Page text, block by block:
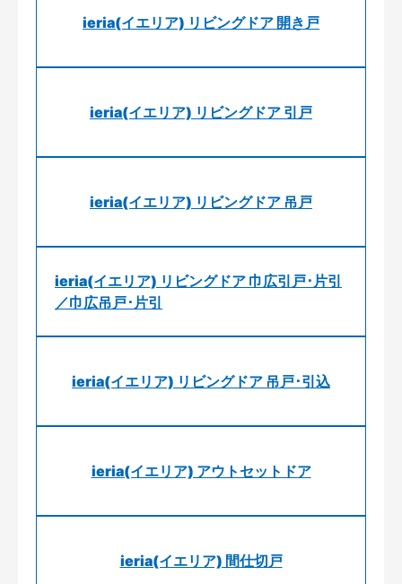
ieria(イエリア) リビングドア 開き戸
ieria(イエリア) リビングドア 引戸
ieria(イエリア) リビングドア 吊戸
ieria(イエリア) リビングドア 巾広引戸･片引
／巾広吊戸･片引
ieria(イエリア) リビングドア 吊戸･引込
ieria(イエリア) アウトセットドア
ieria(イエリア) 間仕切戸